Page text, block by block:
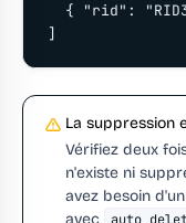
{ "rid":
]
La suppression
Vérifiez deux
n'existe ni
avez besoin
avec